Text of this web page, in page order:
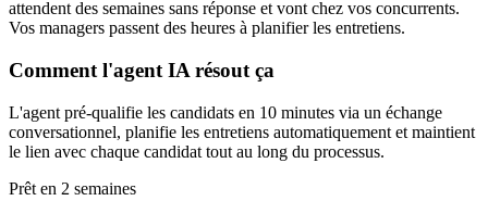
attendent des semaines sans réponse et vont chez vos concurrents.
Vos managers passent des heures à planifier les entretiens.
Comment l'agent IA résout ça
L'agent pré-qualifie les candidats en 10 minutes via un échange
conversationnel, planifie les entretiens automatiquement et maintient
le lien avec chaque candidat tout au long du processus.
Prêt en 2 semaines